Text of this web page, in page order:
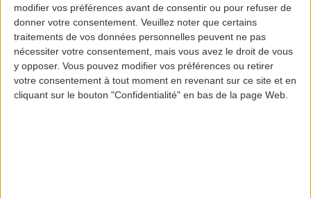
modifier vos préférences avant de consentir ou pour refuser de
donner votre consentement. Veuillez noter que certains
traitements de vos données personnelles peuvent ne pas
nécessiter votre consentement, mais vous avez le droit de vous
y opposer. Vous pouvez modifier vos préférences ou retirer
votre consentement à tout moment en revenant sur ce site et en
cliquant sur le bouton "Confidentialité" en bas de la page Web.
Market
Madeira
Airport
fnc